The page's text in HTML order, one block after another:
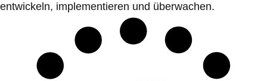
entwickeln, implementieren und überwachen.